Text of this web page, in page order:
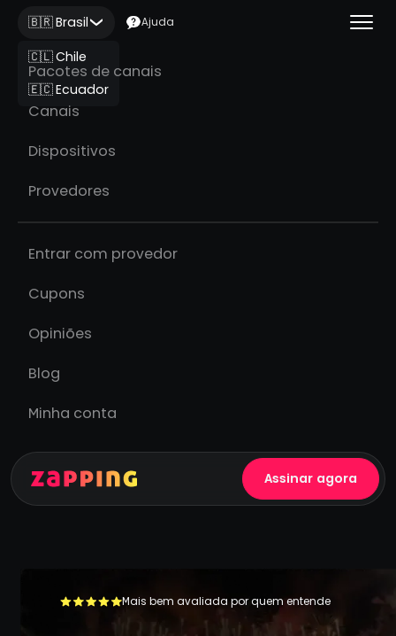
🇧🇷 Brasil
🇨🇱 Chile
🇪🇨 Ecuador
Ajuda
Pacotes de canais
Canais
Dispositivos
Provedores
Entrar com provedor
Cupons
Opiniões
Blog
Minha conta
Assinar agora
Mais bem avaliada por quem entende